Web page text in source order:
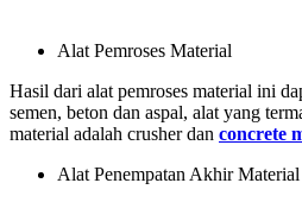
Alat Pemroses Material
Hasil dari alat pemroses material ini
semen, beton dan aspal, alat yang
material adalah crusher dan concrete
Alat Penempatan Akhir Material